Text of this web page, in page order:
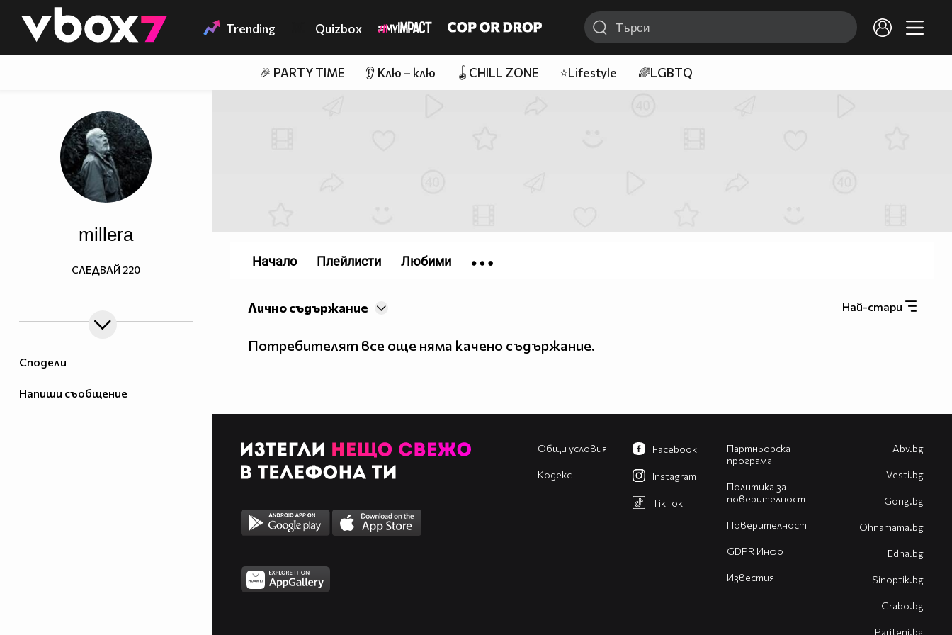
👾 Trending Quizbox
🎉 PARTY TIME 👂 Клю – клю 🪀CHILL ZONE ⭐Lifestyle 🌈LGBTQ
Сподели
Напиши съобщение
millera
СЛЕДВАЙ 220
Най-стари
Лично съдържание
Потребителят все още няма качено съдържание.
Начало Плейлисти Любими
Общи условия
Кодекс
Партньорска
програма
Политика за
поверителност
Поверителност
GDPR Инфо
Известия
Facebook
Instagram
TikTok
Abv.bg
Vesti.bg
Gong.bg
Оhnamama.bg
Edna.bg
Sinoptik.bg
Grabo.bg
Pariteni.bg